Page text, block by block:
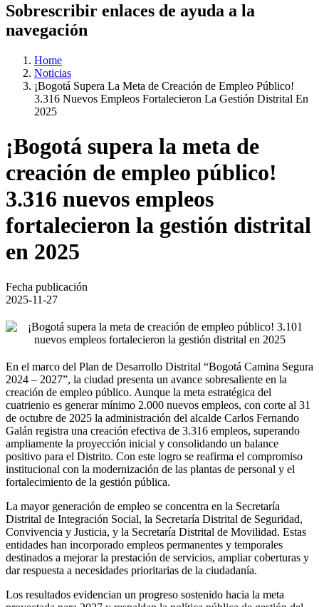
Sobrescribir enlaces de ayuda a la
navegación
Home
Noticias
¡Bogotá Supera La Meta de Creación de Empleo Público!
3.316 Nuevos Empleos Fortalecieron La Gestión Distrital En
2025
¡Bogotá supera la meta de
creación de empleo público!
3.316 nuevos empleos
fortalecieron la gestión distrital
en 2025
Fecha publicación
2025-11-27
En el marco del Plan de Desarrollo Distrital “Bogotá Camina Segura
2024 – 2027”, la ciudad presenta un avance sobresaliente en la
creación de empleo público. Aunque la meta estratégica del
cuatrienio es generar mínimo 2.000 nuevos empleos, con corte al 31
de octubre de 2025 la administración del alcalde Carlos Fernando
Galán registra una creación efectiva de 3.316 empleos, superando
ampliamente la proyección inicial y consolidando un balance
positivo para el Distrito. Con este logro se reafirma el compromiso
institucional con la modernización de las plantas de personal y el
fortalecimiento de la gestión pública.
La mayor generación de empleo se concentra en la Secretaría
Distrital de Integración Social, la Secretaría Distrital de Seguridad,
Convivencia y Justicia, y la Secretaría Distrital de Movilidad. Estas
entidades han incorporado empleos permanentes y temporales
destinados a mejorar la prestación de servicios, ampliar coberturas y
dar respuesta a necesidades prioritarias de la ciudadanía.
Los resultados evidencian un progreso sostenido hacia la meta